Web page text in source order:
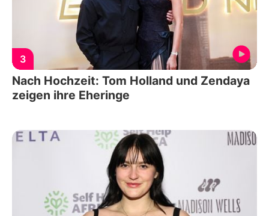
3
Nach Hochzeit: Tom Holland und Zendaya
zeigen ihre Eheringe